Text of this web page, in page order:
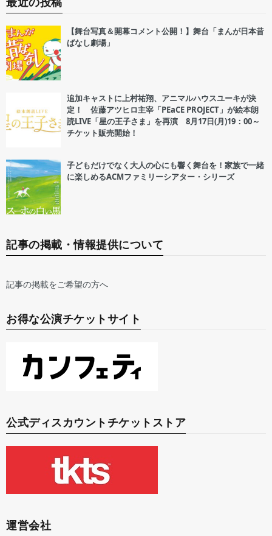
【舞台写真＆開幕コメント公開！】舞台「まんが日本昔
ばなし劇場」
追加キャストに上村祐翔、アニマルハウスユーキが決
定！ 佐藤アツヒロ主宰「PEaCE PROJECT」が絵本朗
読LIVE「星の王子さま」を再演 8月17日(月)19：00～
チケット販売開始！
子どもだけでなく大人の心にも響く舞台を！家族で一緒
に楽しめるACMファミリーシアター・シリーズ
記事の掲載・情報提供について
記事の掲載をご希望の方へ
お得な公演チケットサイト
公式ディスカウントチケットストア
運営会社